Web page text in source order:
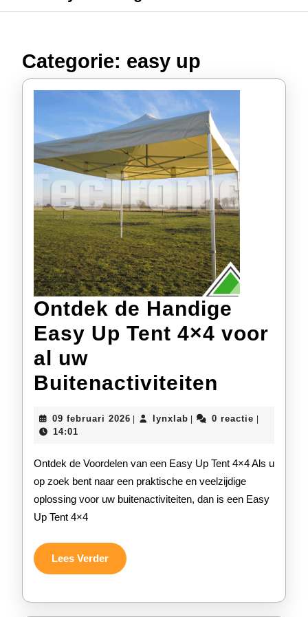
Categorie: easy up
Ontdek de Handige
Easy Up Tent 4×4 voor
al uw
Buitenactiviteiten
Handige
Easy
Up
Tent
uw
09 februari 2026 09
lynxlablynxlab0 reactie
14:01
Ontdek de Voordelen van een Easy Up Tent 4×4 Als u
op zoek bent naar een praktische en veelzijdige
oplossing voor uw buitenactiviteiten, dan is een Easy
Up Tent 4×4
Lees VerderLees
Verder